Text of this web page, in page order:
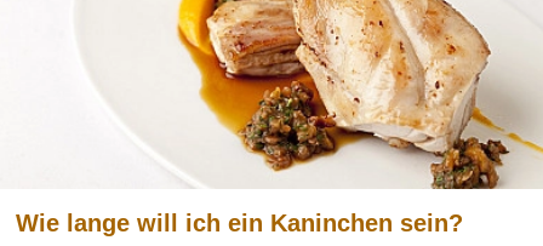
Wie lange will ich ein Kaninchen sein?